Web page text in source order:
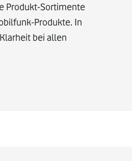
Produkt-Sortimente
Produkte. In
bei allen